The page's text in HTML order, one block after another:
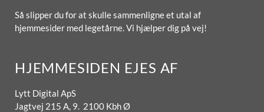
Så slipper du for at skulle sammenligne et utal af
hjemmesider med legetårne. Vi hjælper dig på vej!
HJEMMESIDEN EJES AF
Lytt Digital ApS
Jagtvej 215 A, 9. 2100 Kbh Ø